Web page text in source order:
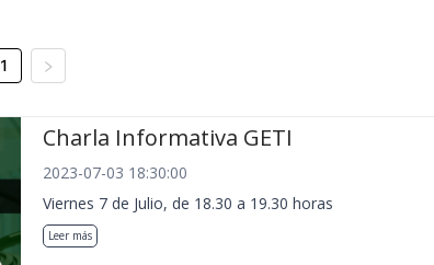
1
Charla Informativa GETI
2023-07-03 18:30:00
Viernes 7 de Julio, de 18.30 a 19.30 horas
Leer más